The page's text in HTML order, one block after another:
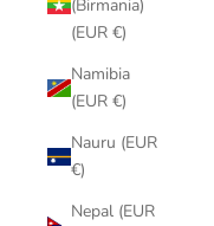
(Birmania)
(EUR €)
Namibia
(EUR €)
Nauru (EUR
€)
Nepal (EUR